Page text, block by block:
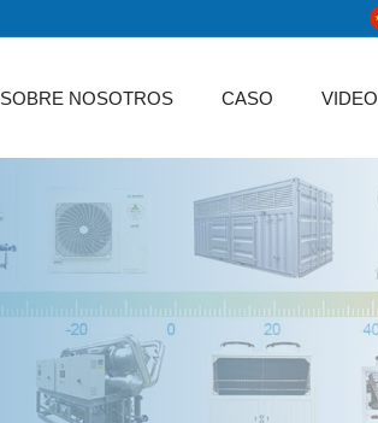
SOBRE NOSOTROS CASO VIDEO